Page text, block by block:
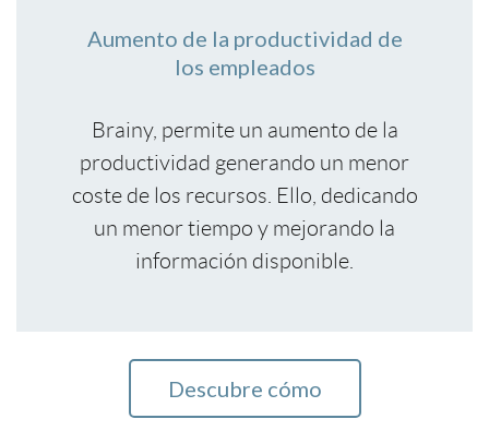
Aumento de la productividad de
los empleados
Brainy, permite un aumento de la
productividad generando un menor
coste de los recursos. Ello, dedicando
un menor tiempo y mejorando la
información disponible.
Descubre cómo